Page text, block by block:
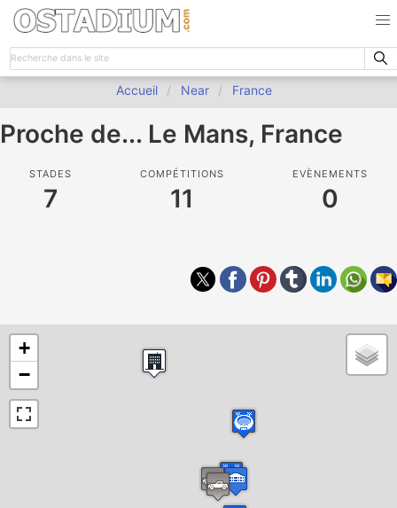
Accueil Near France
Proche de... Le Mans, France
STADES
7
COMPÉTITIONS
11
EVÈNEMENTS
0
+
−